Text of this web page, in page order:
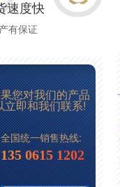
速度快
有保证
您对我们的产品
立即和我们联系!
全国统一销售热线:
135 0615 1202